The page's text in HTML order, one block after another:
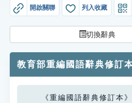
成語故事
索引選單
單字索引
生命大百科索引
開啟關聯 列入收藏
切換辭典
教育部重編國語辭典修訂
《重編國語辭典修訂本